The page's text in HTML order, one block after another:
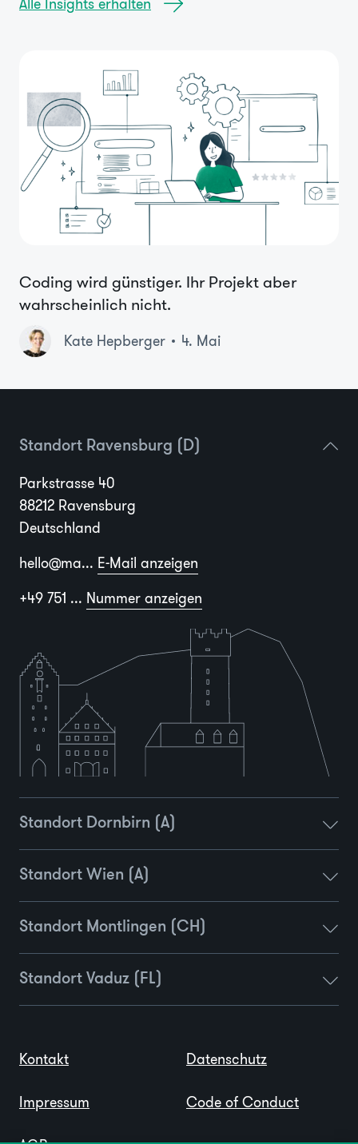
Coding wird günstiger. Ihr Projekt aber
wahrscheinlich nicht.
Kate Hepberger 4. Mai
Standort Ravensburg (D)
Parkstrasse 40
88212 Ravensburg
Deutschland
hello@ma... E-Mail anzeigen
+49 751 ... Nummer anzeigen
Standort Dornbirn (A)
Standort Wien (A)
Standort Montlingen (CH)
Standort Vaduz (FL)
Kontakt
Impressum
Datenschutz
Code of Conduct